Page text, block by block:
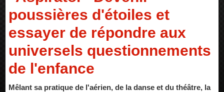
poussières d'étoiles et
essayer de répondre aux
universels questionnements
de l'enfance
Mêlant sa pratique de l'aérien, de la danse et du théâtre, la